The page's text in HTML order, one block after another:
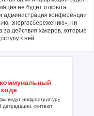
не будет открыта
администрация конференции
энергосбережению», ни
действия хакеров, которые
к ней.
ведут инфраструктуру
считают